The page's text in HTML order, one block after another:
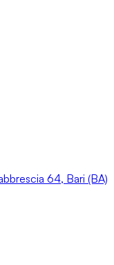
64, Bari (BA)